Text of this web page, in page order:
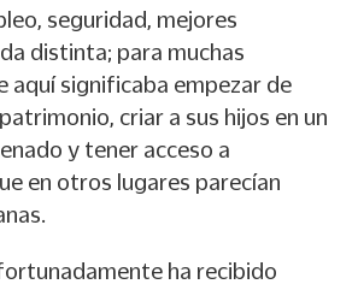
seguridad, mejores
distinta; para muchas
aquí significaba empezar de
criar a sus hijos en un
y tener acceso a
en otros lugares parecían
ha recibido